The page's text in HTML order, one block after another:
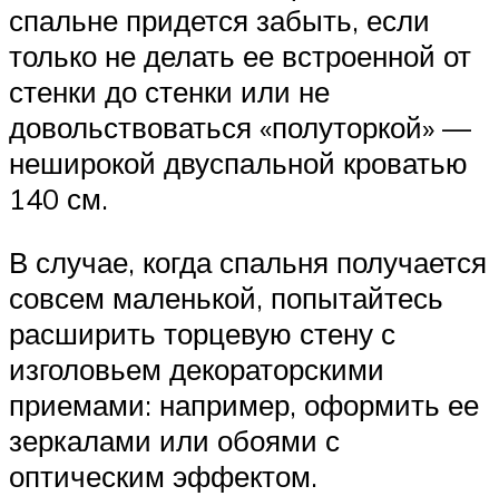
спальне придется забыть, если
только не делать ее встроенной от
стенки до стенки или не
довольствоваться «полуторкой» —
неширокой двуспальной кроватью
140 см.
В случае, когда спальня получается
совсем маленькой, попытайтесь
расширить торцевую стену с
изголовьем декораторскими
приемами: например, оформить ее
зеркалами или обоями с
оптическим эффектом.